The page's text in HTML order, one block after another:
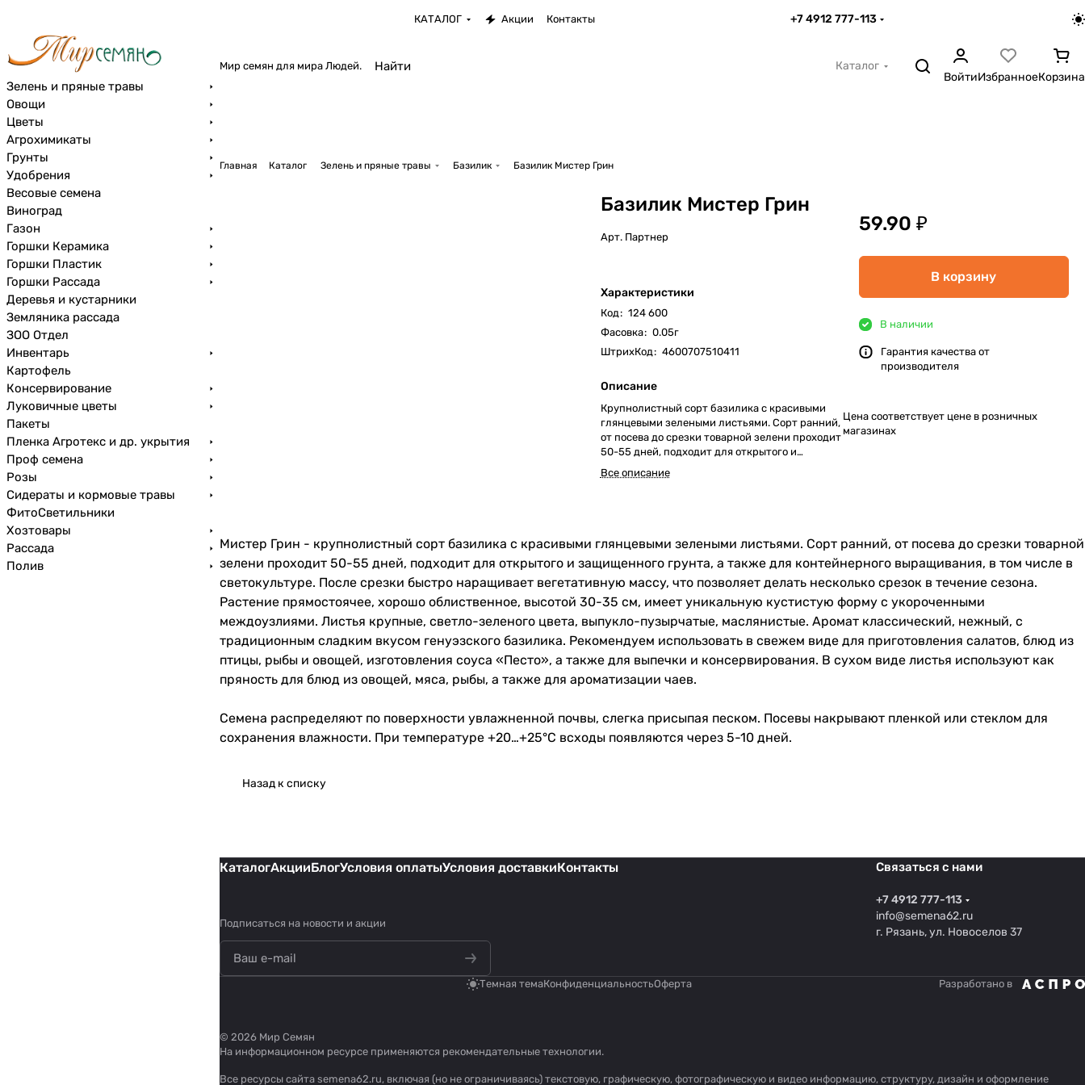
КАТАЛОГ Акции Контакты +7 4912 777-113
Мир семян для мира Людей.
Каталог
ВойтиИзбранноеКорзина
Главная Каталог Зелень и пряные травы Базилик Базилик Мистер Грин
Базилик Мистер Грин
Арт. Партнер
Характеристики
Код: 124 600
Фасовка: 0.05г
ШтрихКод: 4600707510411
Описание
Крупнолистный сорт базилика с красивыми
глянцевыми зелеными листьями. Сорт ранний,
от посева до срезки товарной зелени проходит
50-55 дней, подходит для открытого и
защищенного грунта, а также для
контейнерного выращивания, в том числе в
Все описание
59.90 ₽
В корзину
В наличии
Гарантия качества от
производителя
Цена соответствует цене в розничных
магазинах
Мистер Грин - крупнолистный сорт базилика с красивыми глянцевыми зелеными листьями. Сорт ранний, от посева до срезки товарной
зелени проходит 50-55 дней, подходит для открытого и защищенного грунта, а также для контейнерного выращивания, в том числе в
светокультуре. После срезки быстро наращивает вегетативную массу, что позволяет делать несколько срезок в течение сезона.
Растение прямостоячее, хорошо облиственное, высотой 30-35 см, имеет уникальную кустистую форму с укороченными
междоузлиями. Листья крупные, светло-зеленого цвета, выпукло-пузырчатые, маслянистые. Аромат классический, нежный, с
традиционным сладким вкусом генуэзского базилика. Рекомендуем использовать в свежем виде для приготовления салатов, блюд из
птицы, рыбы и овощей, изготовления соуса «Песто», а также для выпечки и консервирования. В сухом виде листья используют как
пряность для блюд из овощей, мяса, рыбы, а также для ароматизации чаев.
Семена распределяют по поверхности увлажненной почвы, слегка присыпая песком. Посевы накрывают пленкой или стеклом для
сохранения влажности. При температуре +20…+25°С всходы появляются через 5-10 дней.
Назад к списку
КаталогАкцииБлогУсловия оплатыУсловия доставкиКонтакты
Подписаться на новости и акции
Связаться с нами
+7 4912 777-113
info@semena62.ru
г. Рязань, ул. Новоселов 37
Темная темаКонфиденциальностьОферта Разработано в
© 2026 Мир Семян
На информационном ресурсе применяются рекомендательные технологии.
Все ресурсы сайта semena62.ru, включая (но не ограничиваясь) текстовую, графическую, фотографическую и видео информацию, структуру, дизайн и оформление
Зелень и пряные травы
Овощи
Цветы
Агрохимикаты
Грунты
Удобрения
Весовые семена
Виноград
Газон
Горшки Керамика
Горшки Пластик
Горшки Рассада
Деревья и кустарники
Земляника рассада
ЗОО Отдел
Инвентарь
Картофель
Консервирование
Луковичные цветы
Пакеты
Пленка Агротекс и др. укрытия
Проф семена
Розы
Сидераты и кормовые травы
ФитоСветильники
Хозтовары
Рассада
Полив